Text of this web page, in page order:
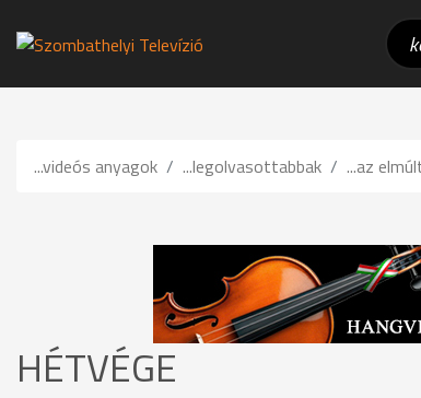
...videós anyagok ...legolvasottabbak ...az
HÉTVÉGE